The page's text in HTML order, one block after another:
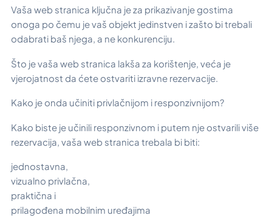
Vaša web stranica ključna je za prikazivanje gostima
onoga po čemu je vaš objekt jedinstven i zašto bi trebali
odabrati baš njega, a ne konkurenciju.
Što je vaša web stranica lakša za korištenje, veća je
vjerojatnost da ćete ostvariti izravne rezervacije.
Kako je onda učiniti privlačnijom i responzivnijom?
Kako biste je učinili responzivnom i putem nje ostvarili više
rezervacija, vaša web stranica trebala bi biti:
jednostavna,
vizualno privlačna,
praktična i
prilagođena mobilnim uređajima